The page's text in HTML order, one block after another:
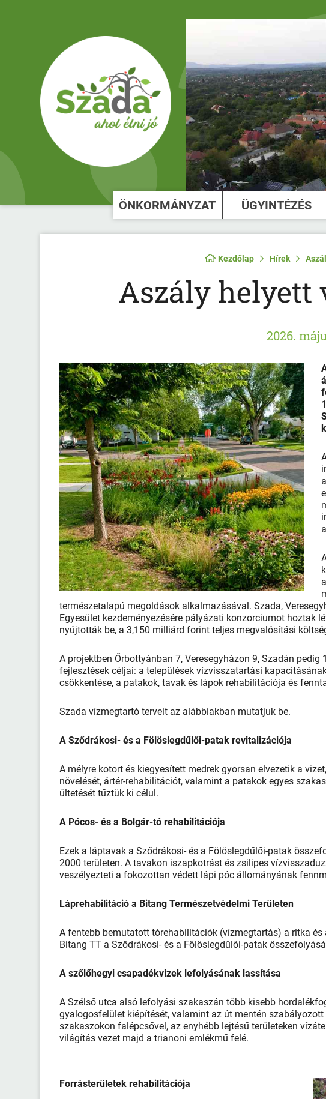
ÖNKORMÁNYZAT ÜGYINTÉZÉS
Kezdőlap Hírek
Aszály helyett
2026.
természetalapú megoldások alkalmazásával. Szada,
Egyesület kezdeményezésére pályázati konzorciumot hoztak
nyújtották be, a 3,150 milliárd forint teljes megvalósítási
A projektben Őrbottyánban 7, Veresegyházon 9, Szadán
fejlesztések céljai: a települések vízvisszatartási
csökkentése, a patakok, tavak és lápok rehabilitációja és
Szada vízmegtartó terveit az alábbiakban mutatjuk be.
A Sződrákosi- és a Fölöslegdűlői-patak revitalizációja
A mélyre kotort és kiegyesített medrek gyorsan elvezetik a
növelését, ártér-rehabilitációt, valamint a patakok egyes
ültetését tűztük ki célul.
A Pócos- és a Bolgár-tó rehabilitációja
Ezek a láptavak a Sződrákosi- és a Fölöslegdűlői-patak
2000 területen. A tavakon iszapkotrást és zsilipes
veszélyezteti a fokozottan védett lápi póc állományának
Láprehabilitáció a Bitang Természetvédelmi Területen
A fentebb bemutatott tórehabilitációk (vízmegtartás) a ritka
Bitang TT a Sződrákosi- és a Fölöslegdűlői-patak
A szőlőhegyi csapadékvizek lefolyásának lassítása
A Szélső utca alsó lefolyási szakaszán több kisebb
gyalogosfelület kiépítését, valamint az út mentén
szakaszokon falépcsővel, az enyhébb lejtésű területeken
világítás vezet majd a trianoni emlékmű felé.
Forrásterületek rehabilitációja